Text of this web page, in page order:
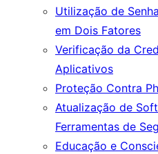
Utilização de
em Dois Fatores
Verificação da
Aplicativos
Proteção Contra
Atualização de
Ferramentas de
Educação e